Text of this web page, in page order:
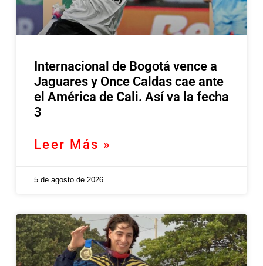
Internacional de Bogotá vence a
Jaguares y Once Caldas cae ante
el América de Cali. Así va la fecha
3
Leer Más »
5 de agosto de 2026